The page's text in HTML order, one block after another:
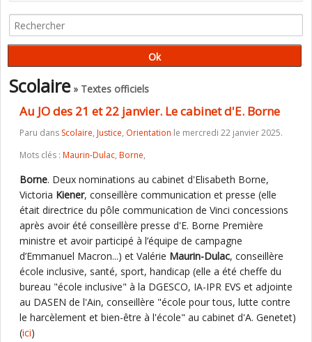
Scolaire» Textes officiels
Au JO des 21 et 22 janvier. Le cabinet d'E. Borne
Paru dans Scolaire, Justice, Orientation le mercredi 22 janvier 2025.
Mots clés : Maurin-Dulac, Borne,
Borne. Deux nominations au cabinet d'Elisabeth Borne,
Victoria Kiener, conseillère communication et presse (elle
était directrice du pôle communication de Vinci concessions
après avoir été conseillère presse d'E. Borne Première
ministre et avoir participé à l’équipe de campagne
d’Emmanuel Macron...) et Valérie Maurin-Dulac, conseillère
école inclusive, santé, sport, handicap (elle a été cheffe du
bureau "école inclusive" à la DGESCO, IA-IPR EVS et adjointe
au DASEN de l'Ain, conseillère "école pour tous, lutte contre
le harcèlement et bien-être à l'école" au cabinet d'A. Genetet)
(ici)